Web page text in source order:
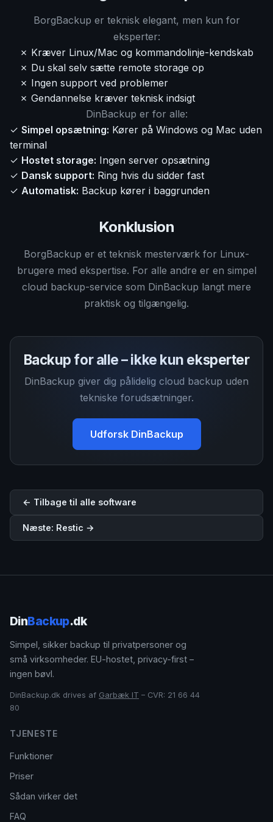
BorgBackup er teknisk elegant, men kun for
eksperter:
✗ Kræver Linux/Mac og kommandolinje-kendskab
✗ Du skal selv sætte remote storage op
✗ Ingen support ved problemer
✗ Gendannelse kræver teknisk indsigt
DinBackup er for alle:
✓ Simpel opsætning: Kører på Windows og Mac uden
terminal
✓ Hostet storage: Ingen server opsætning
✓ Dansk support: Ring hvis du sidder fast
✓ Automatisk: Backup kører i baggrunden
Konklusion
BorgBackup er et teknisk mesterværk for Linux-
brugere med ekspertise. For alle andre er en simpel
cloud backup-service som DinBackup langt mere
praktisk og tilgængelig.
Backup for alle – ikke kun eksperter
DinBackup giver dig pålidelig cloud backup uden
tekniske forudsætninger.
Udforsk DinBackup
← Tilbage til alle software
Næste: Restic →
DinBackup.dk
Simpel, sikker backup til privatpersoner og
små virksomheder. EU-hostet, privacy-first –
ingen bøvl.
DinBackup.dk drives af Garbæk IT – CVR: 21 66 44
80
TJENESTE
Funktioner
Priser
Sådan virker det
FAQ